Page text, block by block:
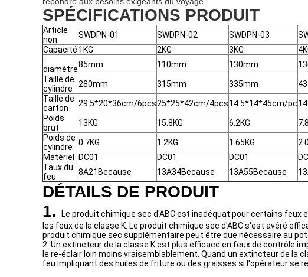
SPÉCIFICATIONS PRODUIT
Article
non.
SWDPN-01 SWDPN-02 SWDPN-03
Capacité 1KG 2KG 3KG
-
diamètre85mm 110mm 130mm
Taille de
cylindre
280mm 315mm 335mm
Taille de
carton
29.5*20*36cm/6pcs25*25*42cm/4pcs14.5*14*45cm/pc
Poids
brut
13KG 15.8KG 6.2KG
Poids de
cylindre
0.7KG 1.2KG 1.65KG
Matériel
DC01 DC01 DC01
Taux du
feu
8A21Because 13A34Because 13A55Because
DÉTAILS DE PRODUIT
1.
Le produit chimique sec d'ABC est inadéquat pour certains
les feux de la classe K. Le produit chimique sec d'ABC s'est avéré
produit chimique sec supplémentaire peut être due nécessaire au
2. Un extincteur de la classe K est plus efficace en feux de contrôle
le re-éclair loin moins vraisemblablement. Quand un extincteur de la
feu impliquant des huiles de friture ou des graisses si l'opérateur se